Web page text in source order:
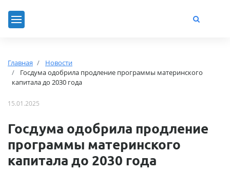
Главная
Новости
Госдума одобрила продление программы материнского
капитала до 2030 года
15.01.2025
Госдума одобрила продление
программы материнского
капитала до 2030 года